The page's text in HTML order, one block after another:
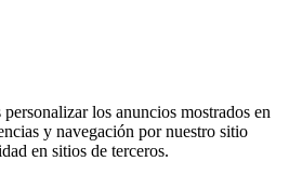
los anuncios mostrados en
y navegación por nuestro sitio
en sitios de terceros.